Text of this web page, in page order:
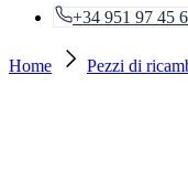
+34 951 97 45
Home Pezzi di